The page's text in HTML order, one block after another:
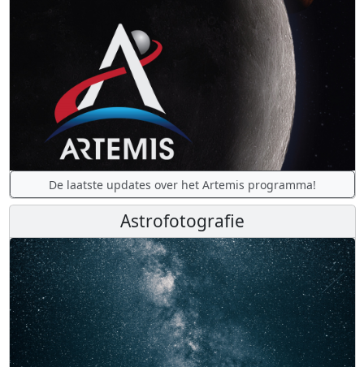
De laatste updates over het Artemis programma!
Astrofotografie